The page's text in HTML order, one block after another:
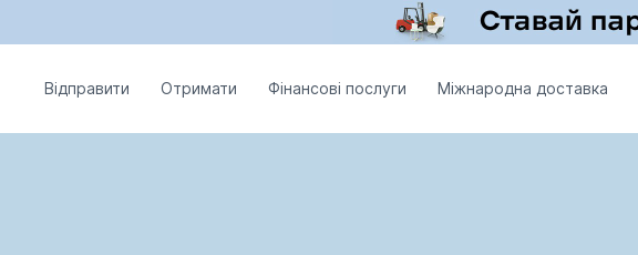
Відправити Отримати Фінансові послуги Міжнародна доставка